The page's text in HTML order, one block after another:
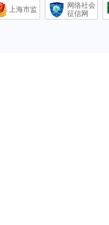
上海市监
网络社会
征信网